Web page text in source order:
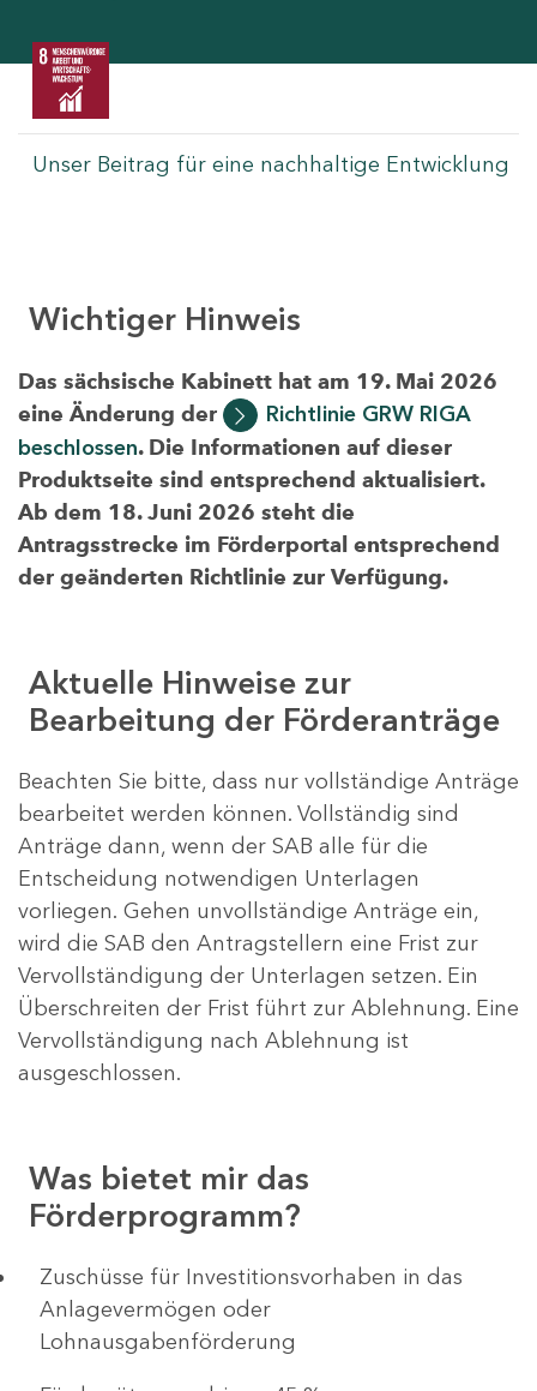
Unser Beitrag für eine nachhaltige Entwicklung
Wichtiger Hinweis
Das sächsische Kabinett hat am 19. Mai 2026
eine Änderung der
Richtlinie GRW RIGA
beschlossen. Die Informationen auf dieser
Produktseite sind entsprechend aktualisiert.
Ab dem 18. Juni 2026 steht die
Antragsstrecke im Förderportal entsprechend
der geänderten Richtlinie zur Verfügung.
Aktuelle Hinweise zur
Bearbeitung der Förderanträge
Beachten Sie bitte, dass nur vollständige Anträge
bearbeitet werden können. Vollständig sind
Anträge dann, wenn der SAB alle für die
Entscheidung notwendigen Unterlagen
vorliegen. Gehen unvollständige Anträge ein,
wird die SAB den Antragstellern eine Frist zur
Vervollständigung der Unterlagen setzen. Ein
Überschreiten der Frist führt zur Ablehnung. Eine
Vervollständigung nach Ablehnung ist
ausgeschlossen.
Was bietet mir das
Förderprogramm?
​​​​​​Zuschüsse für Investitionsvorhaben in das
Anlagevermögen oder
Lohnausgabenförderung